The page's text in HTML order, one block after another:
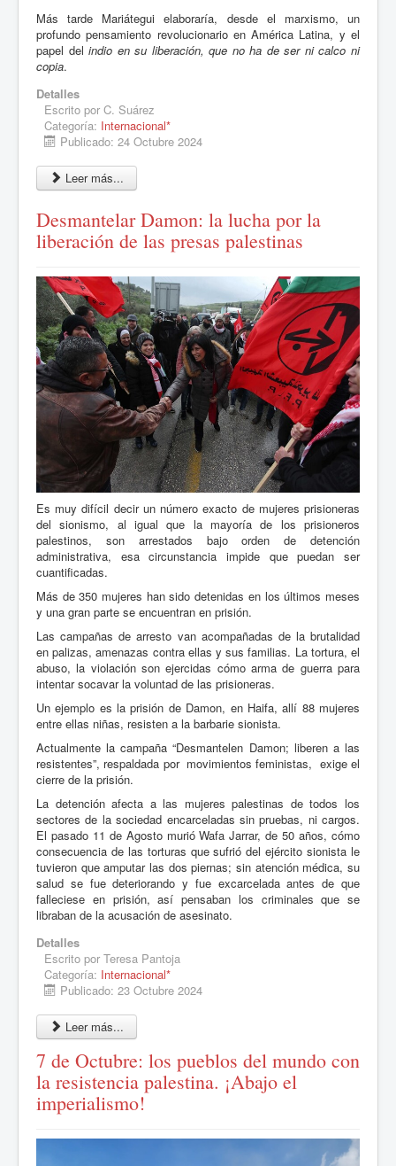
Más tarde Mariátegui elaboraría, desde el marxismo, un
profundo pensamiento revolucionario en América Latina, y el
papel delindio en su liberación, que no ha de ser ni calco ni
copia.
Detalles
Escrito por C. Suárez
Categoría: Internacional*
Publicado: 24 Octubre 2024
Leer más...
Desmantelar Damon: la lucha por la
liberación de las presas palestinas
Es muy difícil decir un número exacto de mujeres prisioneras
del sionismo, al igual que la mayoría de los prisioneros
palestinos, son arrestados bajo orden de detención
administrativa, esa circunstancia impide que puedan ser
cuantificadas.
Más de 350 mujeres han sido detenidas en los últimos meses
y una gran parte se encuentran en prisión.
Las campañas de arresto van acompañadas de la brutalidad
en palizas, amenazas contra ellas y sus familias. La tortura, el
abuso, la violación son ejercidas cómo arma de guerra para
intentar socavar la voluntad de las prisioneras.
Un ejemplo es la prisión de Damon, en Haifa, allí 88 mujeres
entre ellas niñas, resisten a la barbarie sionista.
Actualmente la campaña “Desmantelen Damon; liberen a las
resistentes”, respaldada por movimientos feministas, exige el
cierre de la prisión.
La detención afecta a las mujeres palestinas de todos los
sectores de la sociedad encarceladas sin pruebas, ni cargos.
El pasado 11 de Agosto murió Wafa Jarrar, de 50 años, cómo
consecuencia de las torturas que sufrió del ejército sionista le
tuvieron que amputar las dos piernas; sin atención médica, su
salud se fue deteriorando y fue excarcelada antes de que
falleciese en prisión, así pensaban los criminales que se
libraban de la acusación de asesinato.
Detalles
Escrito por Teresa Pantoja
Categoría: Internacional*
Publicado: 23 Octubre 2024
Leer más...
7 de Octubre: los pueblos del mundo con
la resistencia palestina. ¡Abajo el
imperialismo!